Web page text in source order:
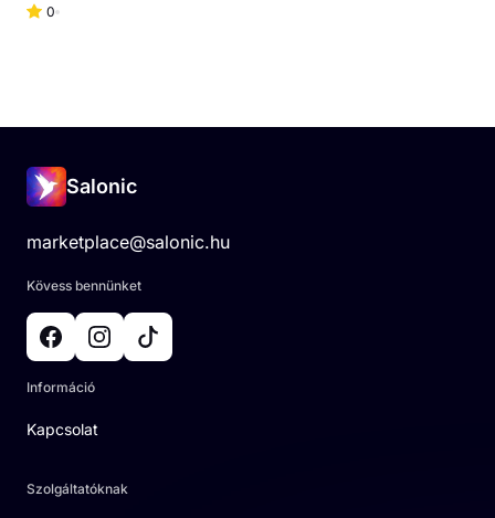
0
Salonic
marketplace@salonic.hu
Kövess bennünket
Információ
Kapcsolat
Szolgáltatóknak